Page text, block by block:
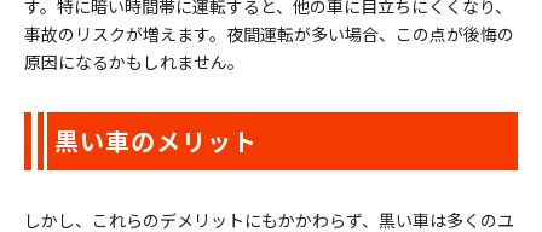
す。特に暗い時間帯に運転すると、他の車に目立ちにくくなり、
事故のリスクが増えます。夜間運転が多い場合、この点が後悔の
原因になるかもしれません。
黒い車のメリット
しかし、これらのデメリットにもかかわらず、黒い車は多くのユ